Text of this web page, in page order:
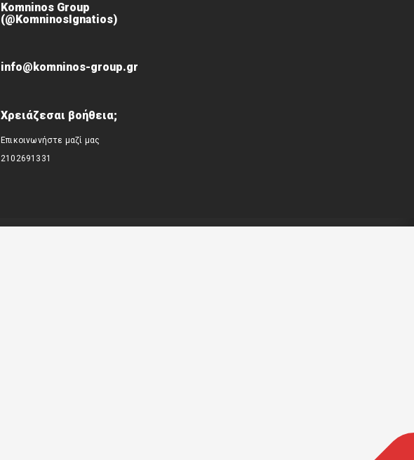
Komninos Group
(@KomninosIgnatios)
info@komninos-group.gr
Χρειάζεσαι βοήθεια;
Επικοινωνήστε μαζί μας
2102691331